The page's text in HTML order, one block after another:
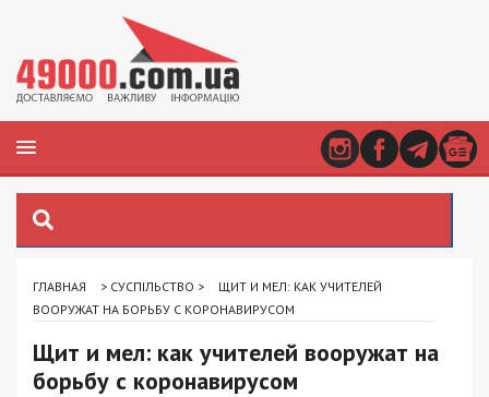
ГЛАВНАЯ > СУСПІЛЬСТВО >
ЩИТ И МЕЛ: КАК УЧИТЕЛЕЙ
ВООРУЖАТ НА БОРЬБУ С КОРОНАВИРУСОМ
Щит и мел: как учителей вооружат на
борьбу с коронавирусом